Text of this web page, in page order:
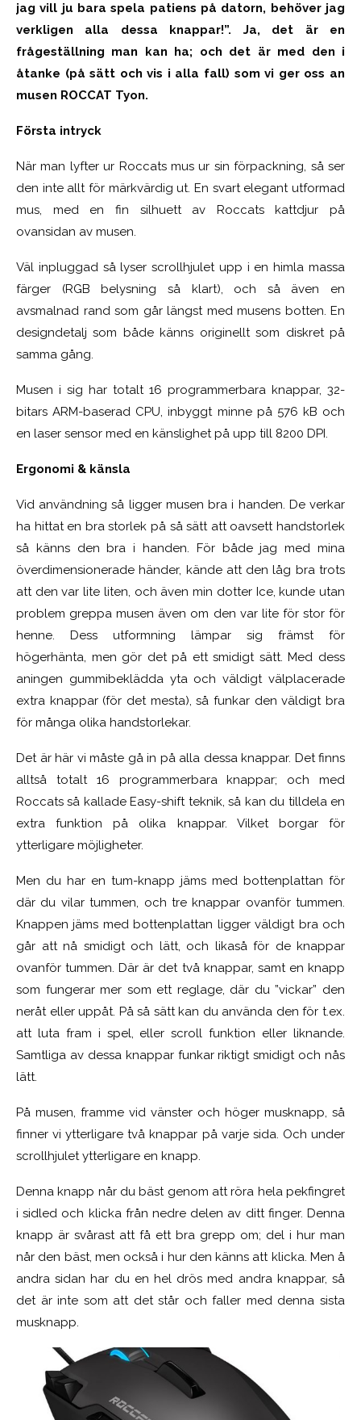
jag vill ju bara spela patiens på datorn, behöver jag
verkligen alla dessa knappar!”. Ja, det är en
frågeställning man kan ha; och det är med den i
åtanke (på sätt och vis i alla fall) som vi ger oss an
musen ROCCAT Tyon.
Första intryck
När man lyfter ur Roccats mus ur sin förpackning, så ser
den inte allt för märkvärdig ut. En svart elegant utformad
mus, med en fin silhuett av Roccats kattdjur på
ovansidan av musen.
Väl inpluggad så lyser scrollhjulet upp i en himla massa
färger (RGB belysning så klart), och så även en
avsmalnad rand som går längst med musens botten. En
designdetalj som både känns originellt som diskret på
samma gång.
Musen i sig har totalt 16 programmerbara knappar, 32-
bitars ARM-baserad CPU, inbyggt minne på 576 kB och
en laser sensor med en känslighet på upp till 8200 DPI.
Ergonomi & känsla
Vid användning så ligger musen bra i handen. De verkar
ha hittat en bra storlek på så sätt att oavsett handstorlek
så känns den bra i handen. För både jag med mina
överdimensionerade händer, kände att den låg bra trots
att den var lite liten, och även min dotter Ice, kunde utan
problem greppa musen även om den var lite för stor för
henne. Dess utformning lämpar sig främst för
högerhänta, men gör det på ett smidigt sätt. Med dess
aningen gummibeklädda yta och väldigt välplacerade
extra knappar (för det mesta), så funkar den väldigt bra
för många olika handstorlekar.
Det är här vi måste gå in på alla dessa knappar. Det finns
alltså totalt 16 programmerbara knappar; och med
Roccats så kallade Easy-shift teknik, så kan du tilldela en
extra funktion på olika knappar. Vilket borgar för
ytterligare möjligheter.
Men du har en tum-knapp jäms med bottenplattan för
där du vilar tummen, och tre knappar ovanför tummen.
Knappen jäms med bottenplattan ligger väldigt bra och
går att nå smidigt och lätt, och likaså för de knappar
ovanför tummen. Där är det två knappar, samt en knapp
som fungerar mer som ett reglage, där du ”vickar” den
neråt eller uppåt. På så sätt kan du använda den för t.ex.
att luta fram i spel, eller scroll funktion eller liknande.
Samtliga av dessa knappar funkar riktigt smidigt och nås
lätt.
På musen, framme vid vänster och höger musknapp, så
finner vi ytterligare två knappar på varje sida. Och under
scrollhjulet ytterligare en knapp.
Denna knapp når du bäst genom att röra hela pekfingret
i sidled och klicka från nedre delen av ditt finger. Denna
knapp är svårast att få ett bra grepp om; del i hur man
når den bäst, men också i hur den känns att klicka. Men å
andra sidan har du en hel drös med andra knappar, så
det är inte som att det står och faller med denna sista
musknapp.